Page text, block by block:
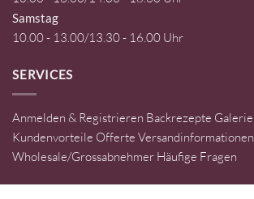
Samstag
10.00 - 13.00/13.30 - 16.00 Uhr
SERVICES
Anmelden & Registrieren Backrezepte Galerie
Kundenvorteile Offerte Versandinformationen
Wholesale/Grossabnehmer Häufige Fragen